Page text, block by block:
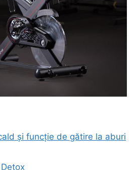
și funcție de gătire la aburi